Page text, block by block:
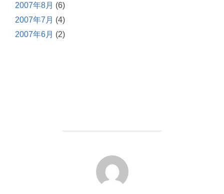
2007年8月 (6)
2007年7月 (4)
2007年6月 (2)
投稿者